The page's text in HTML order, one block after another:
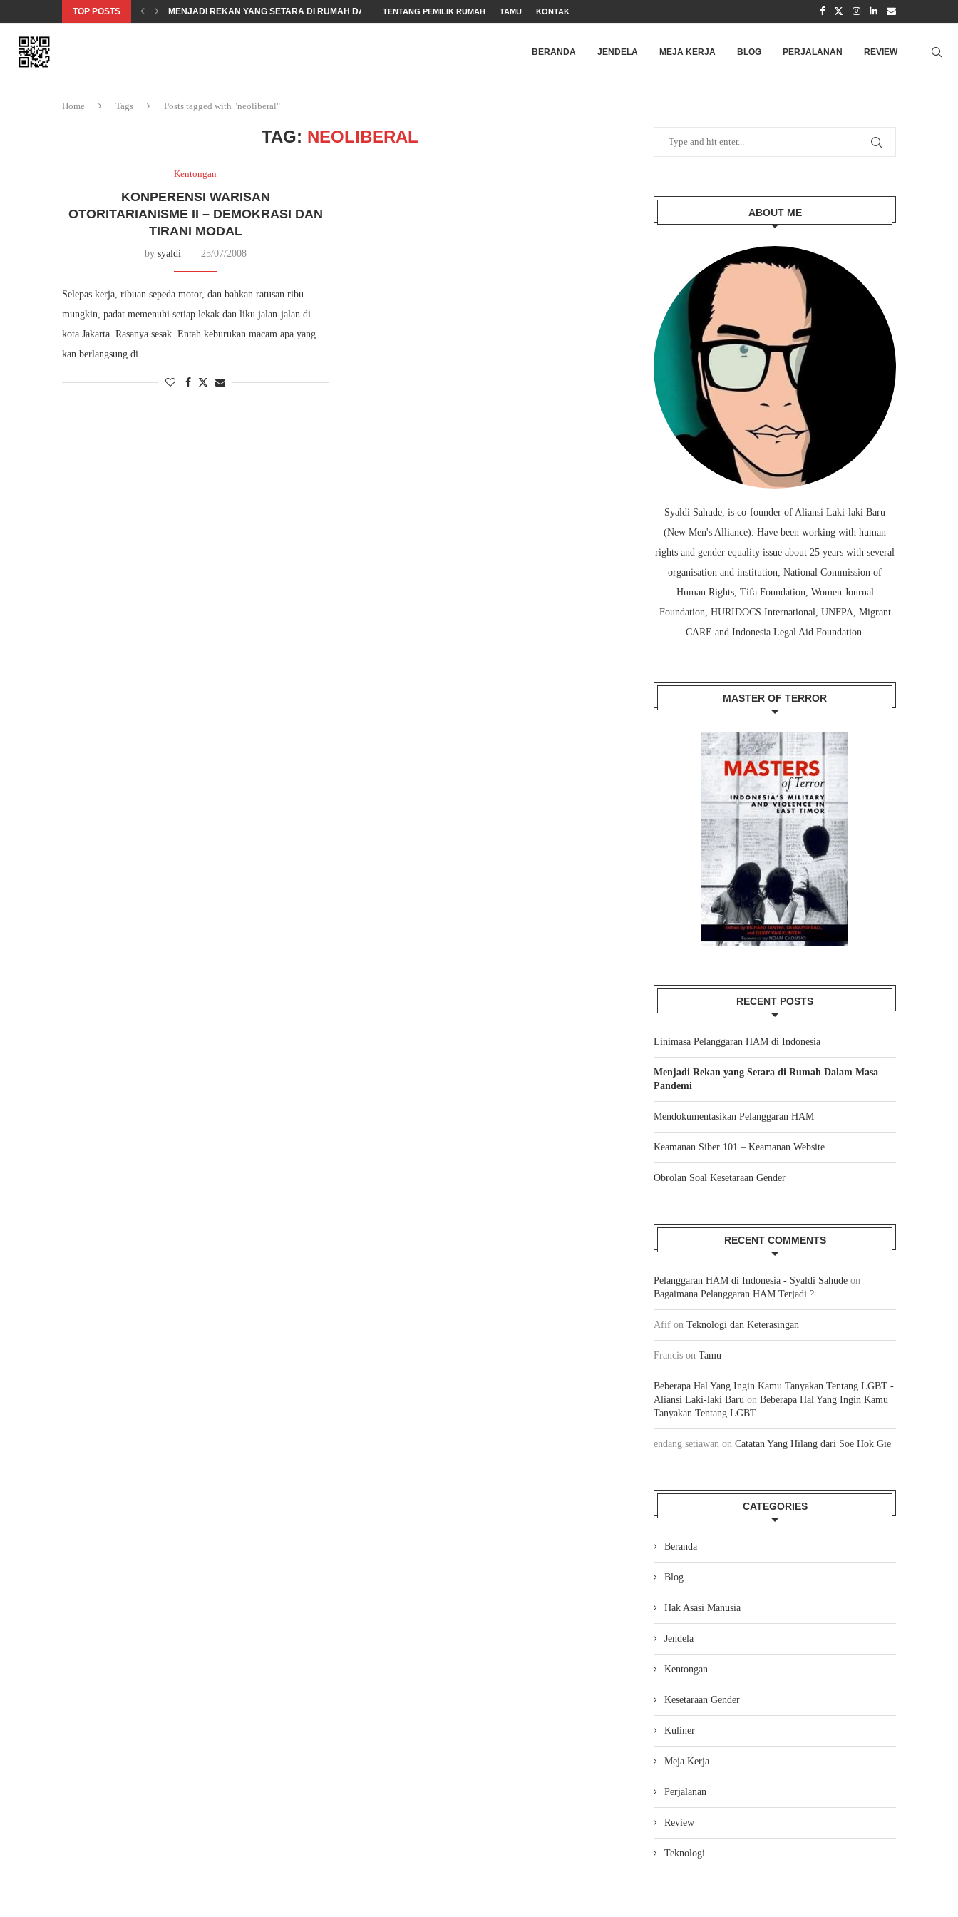
TOP POSTS MENJADI REKAN YANG SETARA DI RUMAH DALAM MASA...TENTANG PEMILIK RUMAH TAMU KONTAK
BERANDA JENDELA MEJA KERJA BLOG PERJALANAN REVIEW
Home Tags Posts tagged with "neoliberal"
TAG: NEOLIBERAL
Kentongan
KONPERENSI WARISAN
OTORITARIANISME II – DEMOKRASI DAN
TIRANI MODAL
by syaldi 25/07/2008
Selepas kerja, ribuan sepeda motor, dan bahkan ratusan ribu
mungkin, padat memenuhi setiap lekak dan liku jalan-jalan di
kota Jakarta. Rasanya sesak. Entah keburukan macam apa yang
kan berlangsung di …
ABOUT ME
Syaldi Sahude, is co-founder of Aliansi Laki-laki Baru
(New Men's Alliance). Have been working with human
rights and gender equality issue about 25 years with several
organisation and institution; National Commission of
Human Rights, Tifa Foundation, Women Journal
Foundation, HURIDOCS International, UNFPA, Migrant
CARE and Indonesia Legal Aid Foundation.
MASTER OF TERROR
RECENT POSTS
Linimasa Pelanggaran HAM di Indonesia
Menjadi Rekan yang Setara di Rumah Dalam Masa
Pandemi
Mendokumentasikan Pelanggaran HAM
Keamanan Siber 101 – Keamanan Website
Obrolan Soal Kesetaraan Gender
RECENT COMMENTS
Pelanggaran HAM di Indonesia - Syaldi Sahude on
Bagaimana Pelanggaran HAM Terjadi ?
Afif on Teknologi dan Keterasingan
Francis on Tamu
Beberapa Hal Yang Ingin Kamu Tanyakan Tentang LGBT -
Aliansi Laki-laki Baru on Beberapa Hal Yang Ingin Kamu
Tanyakan Tentang LGBT
endang setiawan on Catatan Yang Hilang dari Soe Hok Gie
CATEGORIES
Beranda
Blog
Hak Asasi Manusia
Jendela
Kentongan
Kesetaraan Gender
Kuliner
Meja Kerja
Perjalanan
Review
Teknologi